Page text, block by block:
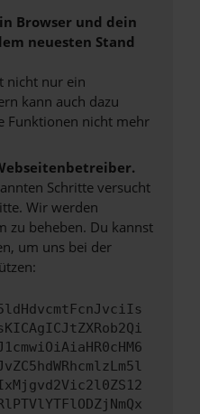
Browser und dein
neuesten Stand
nicht nur ein
kann auch dazu
Funktionen nicht mehr
Schritte versucht
Wir werden
zu beheben. Du kannst
um uns bei der